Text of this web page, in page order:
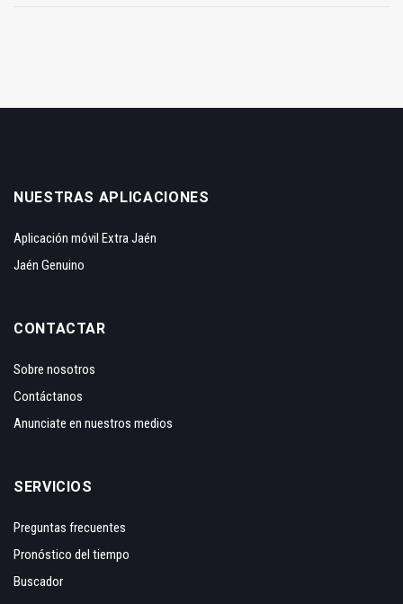
NUESTRAS APLICACIONES
Aplicación móvil Extra Jaén
Jaén Genuino
CONTACTAR
Sobre nosotros
Contáctanos
Anunciate en nuestros medios
SERVICIOS
Preguntas frecuentes
Pronóstico del tiempo
Buscador